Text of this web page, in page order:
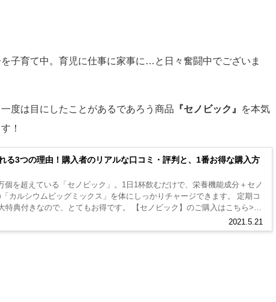
子育て中。育児に仕事に家事に…と日々奮闘中でございま
度は目にしたことがあるであろう商品 『セノビック』
を本気
！
る3つの理由！購入者のリアルな口コミ・評判と、1番お得な購入方
2021.5.21
個を超えている「セノビック」。1日1杯飲むだけで、栄養機能成分＋セノ
カルシウムビッグミックス」を体にしっかりチャージできます。 定期コ
特典付きなので、とてもお得です。 【セノビック】のご購入はこちら>>